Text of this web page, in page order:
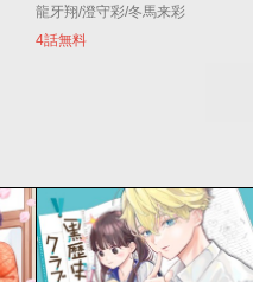
龍牙翔/澄守彩/冬馬来彩
4話無料